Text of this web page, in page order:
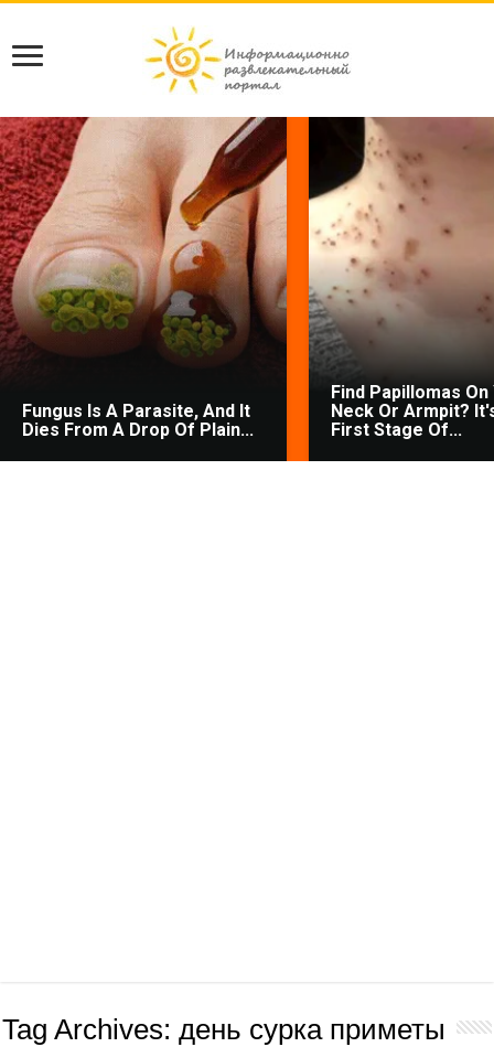
Fungus Is A Parasite, And It
Dies From A Drop Of Plain...
Find Papillomas On
Neck Or Armpit?
First Stage Of...
Tag Archives:день сурка приметы